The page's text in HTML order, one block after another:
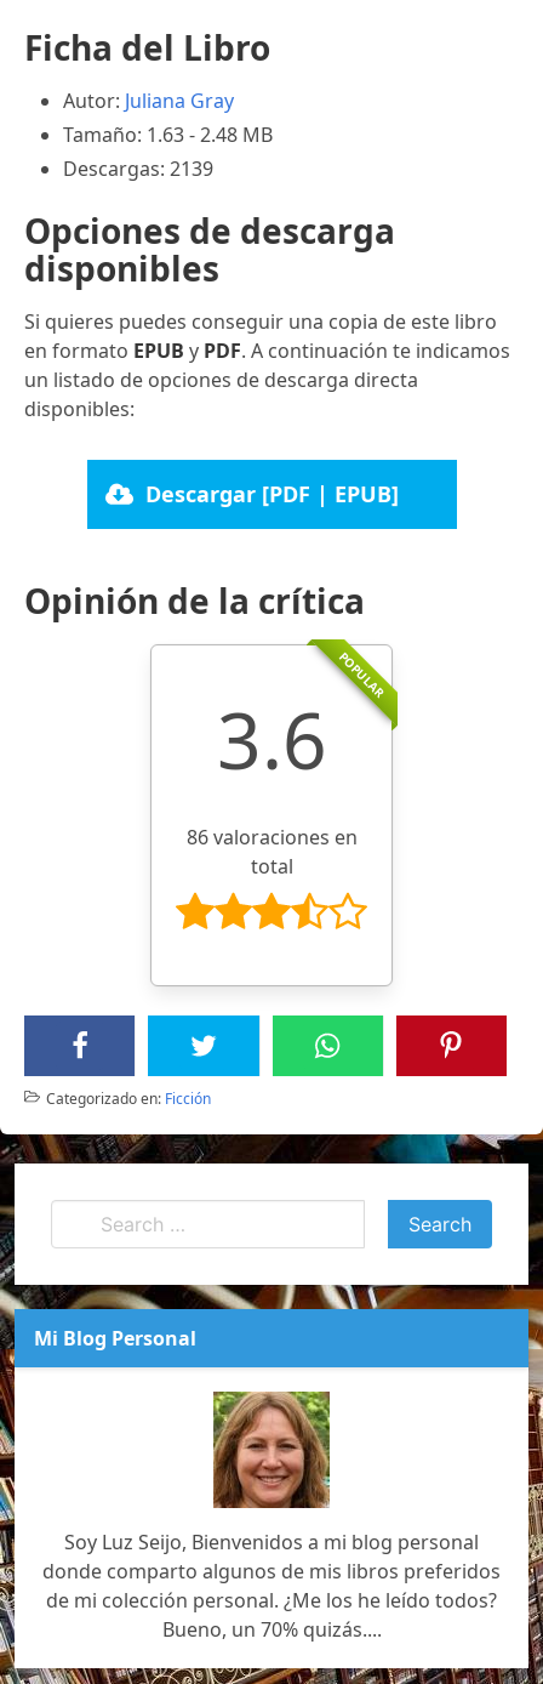
Ficha del Libro
Autor: Juliana Gray
Tamaño: 1.63 - 2.48 MB
Descargas: 2139
Opciones de descarga
disponibles
Si quieres puedes conseguir una copia de este libro
en formato EPUB y PDF. A continuación te indicamos
un listado de opciones de descarga directa
disponibles:
Descargar [PDF | EPUB]
Opinión de la crítica
POPULAR
3.6
86 valoraciones en
total
Categorizado en: Ficción
Mi Blog Personal
Soy Luz Seijo, Bienvenidos a mi blog personal
donde comparto algunos de mis libros preferidos
de mi colección personal. ¿Me los he leído todos?
Bueno, un 70% quizás....